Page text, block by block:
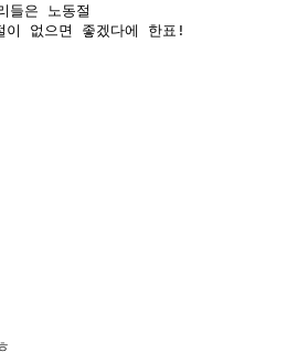
들은 노동절
이 없으면 좋겠다에 한표!